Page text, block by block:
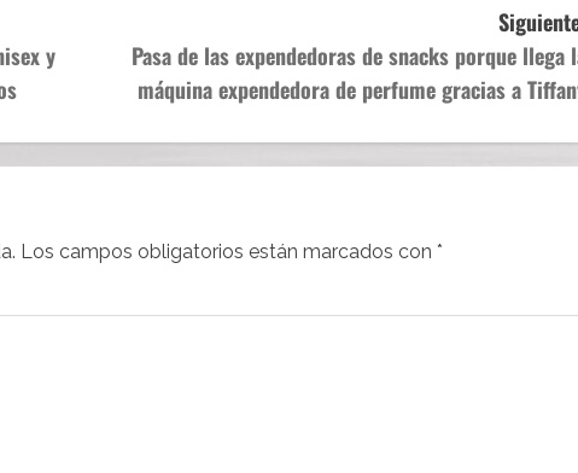
y
Pasa de las expendedoras de snacks porque llega
máquina expendedora de perfume gracias a
Los campos obligatorios están marcados con *